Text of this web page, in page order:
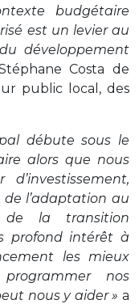
budgétaire
est un levier au
développement
Costa de
public local, des
débute sous le
alors que nous
l’adaptation au
de la transition
profond intérêt à
les mieux
nos
nous y aider » a